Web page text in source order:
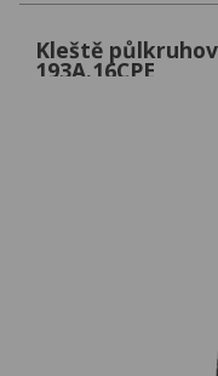
Kleště
193A.16CPE